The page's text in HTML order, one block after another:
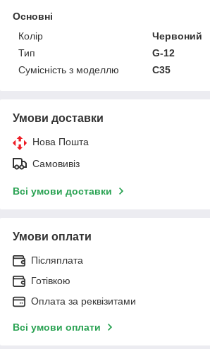
Основні
Колір
Червоний
Тип
G-12
Сумісність з моделлю
C35
Умови доставки
Нова Пошта
Самовивіз
Всі умови доставки
Умови оплати
Післяплата
Готівкою
Оплата за реквізитами
Всі умови оплати